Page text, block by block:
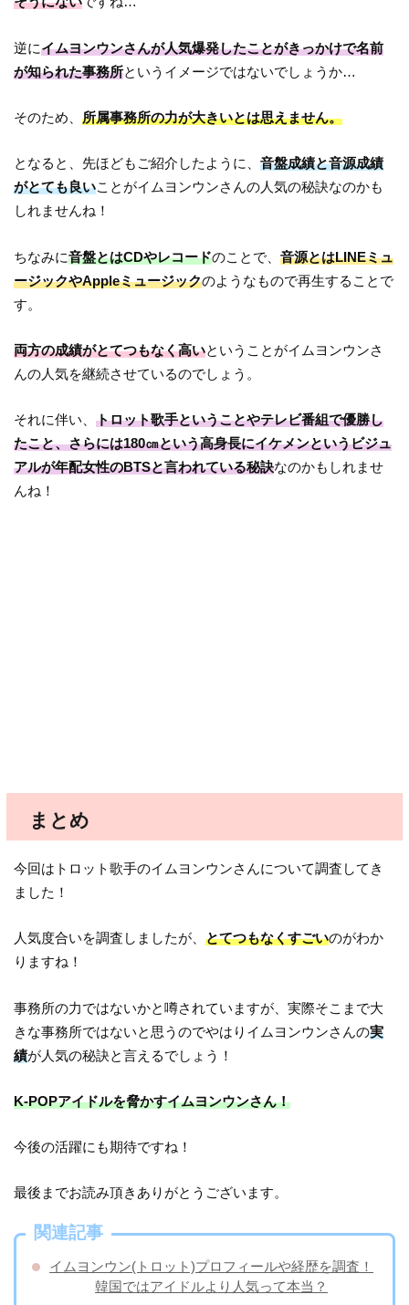
逆にイムヨンウンさんが人気爆発したことがきっかけで名前
が知られた事務所というイメージではないでしょうか…
そのため、所属事務所の力が大きいとは思えません。
となると、先ほどもご紹介したように、音盤成績と音源成績
がとても良いことがイムヨンウンさんの人気の秘訣なのかも
しれませんね！
ちなみに音盤とはCDやレコードのことで、音源とはLINEミュ
ージックやAppleミュージックのようなもので再生することで
す。
両方の成績がとてつもなく高いということがイムヨンウンさ
んの人気を継続させているのでしょう。
それに伴い、トロット歌手ということやテレビ番組で優勝し
たこと、さらには180㎝という高身長にイケメンというビジュ
アルが年配女性のBTSと言われている秘訣なのかもしれませ
んね！
まとめ
今回はトロット歌手のイムヨンウンさんについて調査してき
ました！
人気度合いを調査しましたが、とてつもなくすごいのがわか
りますね！
事務所の力ではないかと噂されていますが、実際そこまで大
きな事務所ではないと思うのでやはりイムヨンウンさんの実
績が人気の秘訣と言えるでしょう！
K-POPアイドルを脅かすイムヨンウンさん！
今後の活躍にも期待ですね！
最後までお読み頂きありがとうございます。
関連記事
イムヨンウン(トロット)プロフィールや経歴を調査！
韓国ではアイドルより人気って本当？